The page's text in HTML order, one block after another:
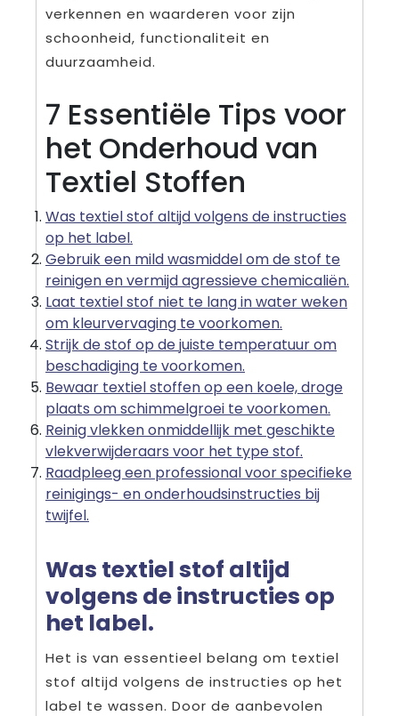
verkennen en waarderen voor zijn
schoonheid, functionaliteit en
duurzaamheid.
7 Essentiële Tips voor
het Onderhoud van
Textiel Stoffen
Was textiel stof altijd volgens de instructies
op het label.
Gebruik een mild wasmiddel om de stof te
reinigen en vermijd agressieve chemicaliën.
Laat textiel stof niet te lang in water weken
om kleurvervaging te voorkomen.
Strijk de stof op de juiste temperatuur om
beschadiging te voorkomen.
Bewaar textiel stoffen op een koele, droge
plaats om schimmelgroei te voorkomen.
Reinig vlekken onmiddellijk met geschikte
vlekverwijderaars voor het type stof.
Raadpleeg een professional voor specifieke
reinigings- en onderhoudsinstructies bij
twijfel.
Was textiel stof altijd
volgens de instructies op
het label.
Het is van essentieel belang om textiel
stof altijd volgens de instructies op het
label te wassen. Door de aanbevolen